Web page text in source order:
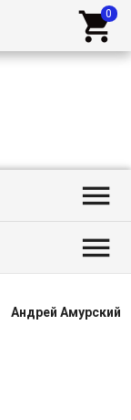



Андрей Амурский